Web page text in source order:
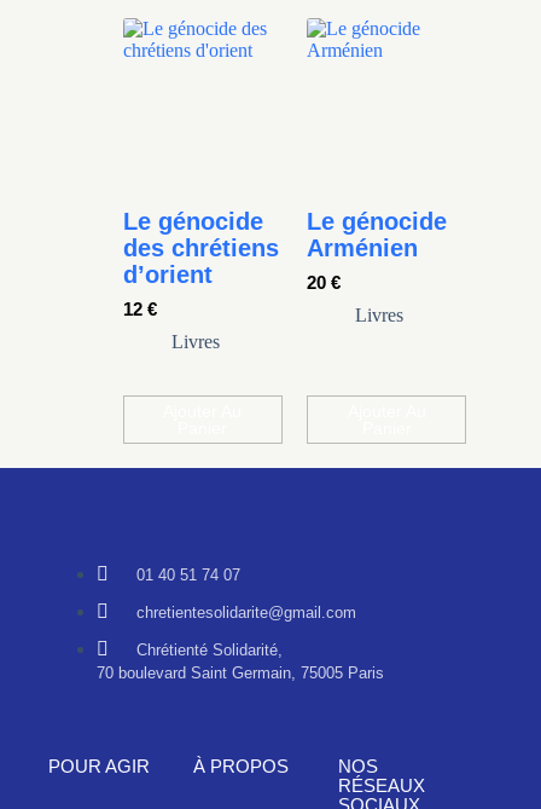
Le génocide
des chrétiens
d’orient
12 €
Livres
Le génocide
Arménien
20 €
Livres
01 40 51 74 07
chretientesolidarite@gmail.com
Chrétienté Solidarité,
70 boulevard Saint Germain, 75005 Paris
POUR AGIR À PROPOS
NOS
RÉSEAUX